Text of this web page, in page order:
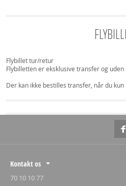
Flybillet tur/retur
Flybilletten er eksklusive transfer og uden
Der kan ikke bestilles transfer, når du
Kontakt os
70 10 10 77